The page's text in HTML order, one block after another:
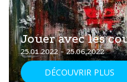
Jouer avec les
25.01.2022 - 25.06.2022
DÉCOUVRIR PLUS